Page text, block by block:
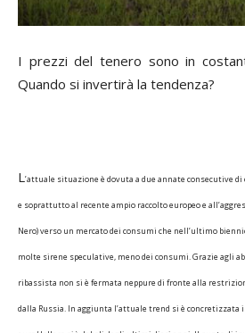
I prezzi del tenero sono in
Quando si invertirà la tendenza?
L’attuale situazione è dovuta a due annate consecutive
e soprattutto al recente ampio raccolto europeo e
Nero) verso un mercato dei consumi che nell’ultimo
molte sirene speculative, meno dei consumi. Grazie agli
ribassista non si è fermata neppure di fronte alla
dalla Russia. In aggiunta l’attuale trend si è concretizzata